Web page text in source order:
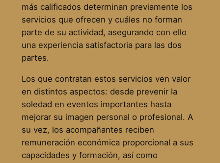
más calificados determinan previamente los
servicios que ofrecen y cuáles no forman
parte de su actividad, asegurando con ello
una experiencia satisfactoria para las dos
partes.
Los que contratan estos servicios ven valor
en distintos aspectos: desde prevenir la
soledad en eventos importantes hasta
mejorar su imagen personal o profesional. A
su vez, los acompañantes reciben
remuneración económica proporcional a sus
capacidades y formación, así como